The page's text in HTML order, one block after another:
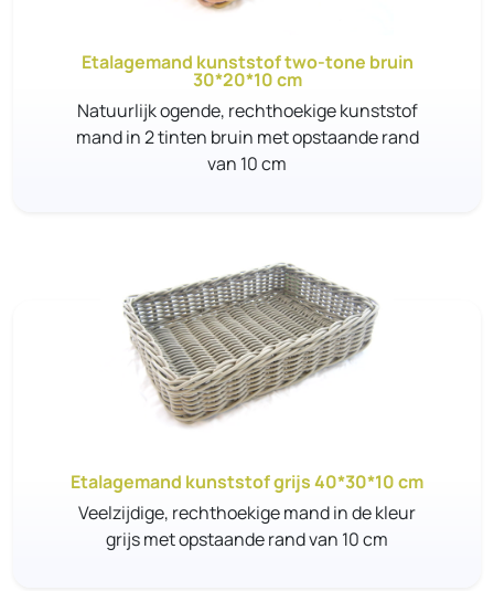
Etalagemand kunststof two-tone bruin
30*20*10 cm
Natuurlijk ogende, rechthoekige kunststof
mand in 2 tinten bruin met opstaande rand
van 10 cm
Etalagemand kunststof grijs 40*30*10 cm
Veelzijdige, rechthoekige mand in de kleur
grijs met opstaande rand van 10 cm